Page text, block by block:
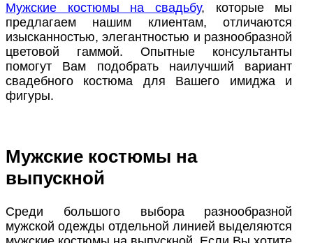
Мужские костюмы на свадьбу, которые мы
предлагаем нашим клиентам, отличаются
изысканностью, элегантностью и разнообразной
цветовой гаммой. Опытные консультанты
помогут Вам подобрать наилучший вариант
свадебного костюма для Вашего имиджа и
фигуры.
Мужские костюмы на
выпускной
Среди большого выбора разнообразной
мужской одежды отдельной линией выделяются